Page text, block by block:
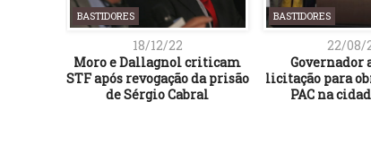
BASTIDORES
18/12/22
Moro e Dallagnol criticam
STF após revogação da prisão
de Sérgio Cabral
BASTIDORES
22/08/
Governador
licitação para
PAC na